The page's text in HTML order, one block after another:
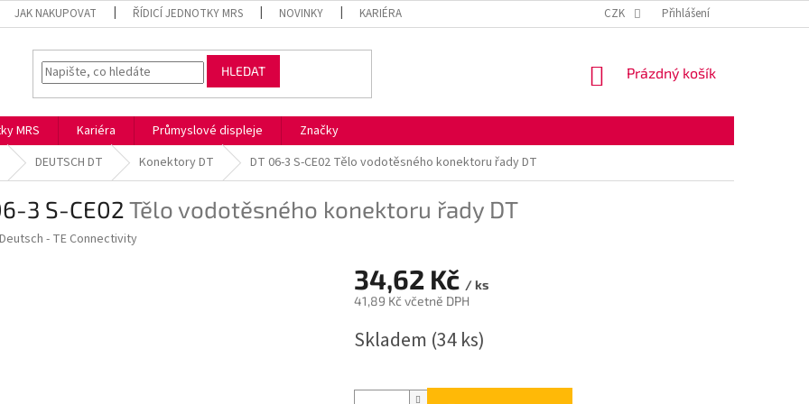
JAK NAKUPOVAT ŘÍDICÍ JEDNOTKY MRS NOVINKY KARIÉRA OBCHODNÍ PODMÍNKY
CZK Přihlášení
HLEDAT
NÁKUPNÍ
Prázdný košík
MRS Kariéra Průmyslové displeje
Značky
DEUTSCH DT Konektory DT DT 06-3 S-CE02 Tělo vodotěsného konektoru řady DT
3 S-CE02Tělo vodotěsného konektoru řady DT
Deutsch - TE Connectivity
34,62 Kč / ks
41,89 Kč včetně DPH
cena:
Skladem (34 ks)